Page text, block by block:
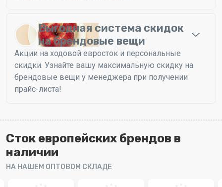
Выгодная система скидок
на брендовые вещи
Акции на ходовой евросток и персональные
скидки. Узнайте вашу максимальную скидку на
брендовые вещи у менеджера при получении
прайс-листа!
Сток европейских брендов в
наличии
НА НАШЕМ ОПТОВОМ СКЛАДЕ